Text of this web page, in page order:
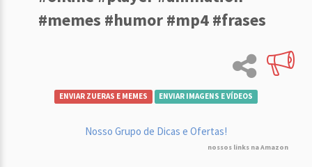
#memes #humor #mp4 #frases
ENVIAR ZUERAS E MEMES ENVIAR IMAGENS E VÍDEOS
Nosso Grupo de Dicas e Ofertas!
nossos links na Amazon